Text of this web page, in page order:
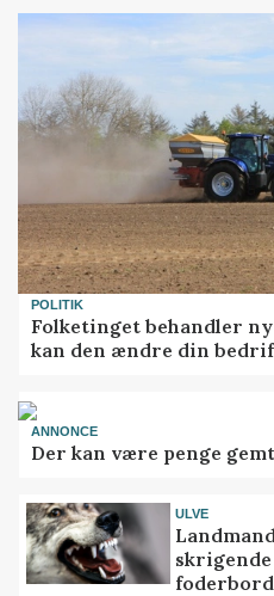
POLITIK
Folketinget behandler
kan den ændre din
ANNONCE
Der kan være penge
ULVE